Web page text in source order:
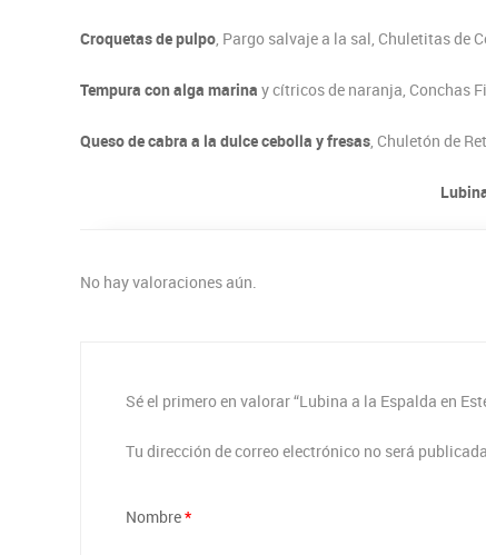
Croquetas de pulpo, Pargo salvaje a la sal, Chuletitas de
Tempura con alga marina y cítricos de naranja, Conchas
Queso de cabra a la dulce cebolla y fresas, Chuletón de
No hay valoraciones aún.
Sé el primero en valorar “Lubina a la Espalda en
Tu dirección de correo electrónico no será
Nombre*